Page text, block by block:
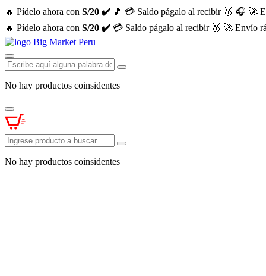
🔥 Pídelo ahora con S/20 ✔️ 🎵 💳 Saldo págalo al recibir 🥇 🎧 🚀
🔥 Pídelo ahora con S/20 ✔️ 💳 Saldo págalo al recibir 🥇 🚀 Envío
No hay productos coinsidentes
No hay productos coinsidentes